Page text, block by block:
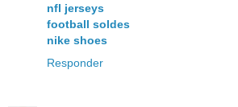
nfl jerseys
football soldes
nike shoes
Responder